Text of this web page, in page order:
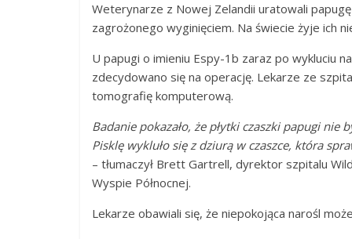
Weterynarze z Nowej Zelandii uratowali
zagrożonego wyginięciem. Na świecie żyje ich
U papugi o imieniu Espy-1b zaraz po wykluciu
zdecydowano się na operację. Lekarze ze
tomografię komputerową.
Badanie pokazało, że płytki czaszki papugi nie
Pisklę wykluło się z dziurą w czaszce, która
– tłumaczył Brett Gartrell, dyrektor szpitalu
Wyspie Północnej.
Lekarze obawiali się, że niepokojąca narośl